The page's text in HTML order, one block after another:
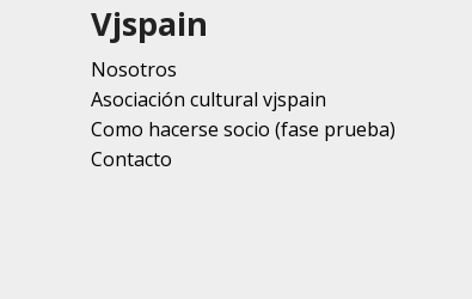
Vjspain
Nosotros
Asociación cultural vjspain
Como hacerse socio (fase prueba)
Contacto